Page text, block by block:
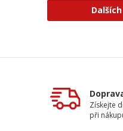
Získejte
při